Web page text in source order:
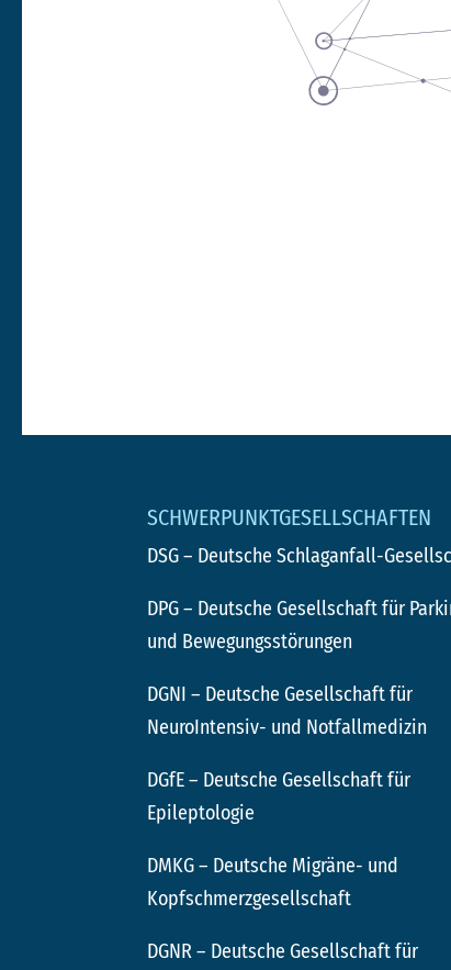
SCHWERPUNKTGESELLSCHAFTEN
DSG– Deutsche Schlaganfall-
DPG– Deutsche Gesellschaft für
und Bewegungsstörungen
DGNI – Deutsche Gesellschaft für
NeuroIntensiv- und Notfallmedizin
DGfE– Deutsche Gesellschaft für
Epileptologie
DMKG– Deutsche Migräne- und
Kopfschmerzgesellschaft
DGNR– Deutsche Gesellschaft für